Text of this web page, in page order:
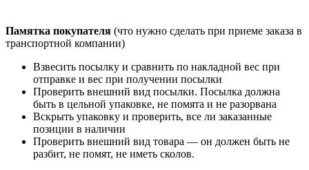
Памятка покупателя (что нужно сделать при приеме заказа в
транспортной компании)
Взвесить посылку и сравнить по накладной вес при
отправке и вес при получении посылки
Проверить внешний вид посылки. Посылка должна
быть в цельной упаковке, не помята и не разорвана
Вскрыть упаковку и проверить, все ли заказанные
позиции в наличии
Проверить внешний вид товара — он должен быть не
разбит, не помят, не иметь сколов.